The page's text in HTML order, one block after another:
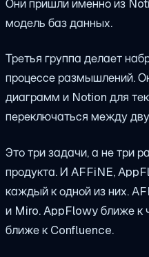
Они пришли именно из
модель баз данных.
Третья группа делает
процессе размышлений.
диаграмм и Notion для
переключаться между
Это три задачи, а не три
продукта. И AFFiNE,
каждый к одной из них.
и Miro. AppFlowy ближе к
ближе к Confluence.